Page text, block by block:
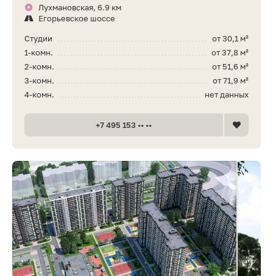
Лухмановская, 6.9 км
Егорьевское шоссе
от 30,1 м²
Студии
от 37,8 м²
1-комн.
от 51,6 м²
2-комн.
от 71,9 м²
3-комн.
нет данных
4-комн.
+7 495 153 •• ••